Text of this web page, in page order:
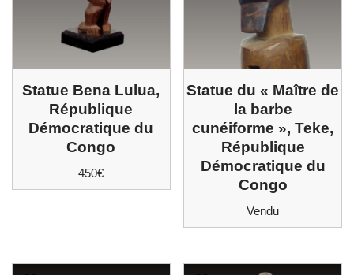
Statue Bena Lulua,
République
Démocratique du
Congo
450€
Statue du « Maître de
la barbe
cunéiforme », Teke,
République
Démocratique du
Congo
Vendu